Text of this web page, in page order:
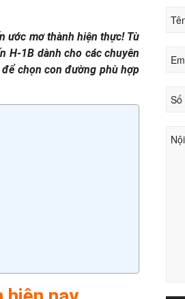
ước mơ thành hiện thực! Từ
H-1B dành cho các chuyên
chọn con đường phù hợp